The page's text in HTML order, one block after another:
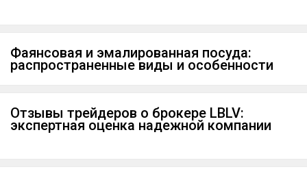
Фаянсовая и эмалированная посуда:
распространенные виды и особенности
Отзывы трейдеров о брокере LBLV:
экспертная оценка надежной компании